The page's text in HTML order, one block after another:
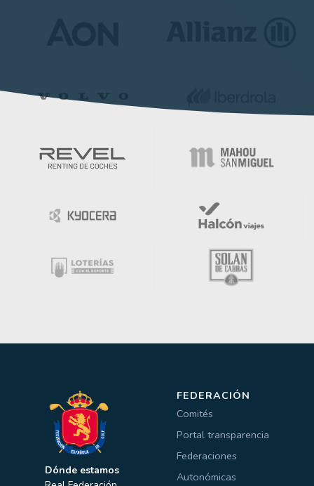
Dónde estamos
FEDERACIÓN
Comités
Portal transparencia
Federaciones
Autonómicas